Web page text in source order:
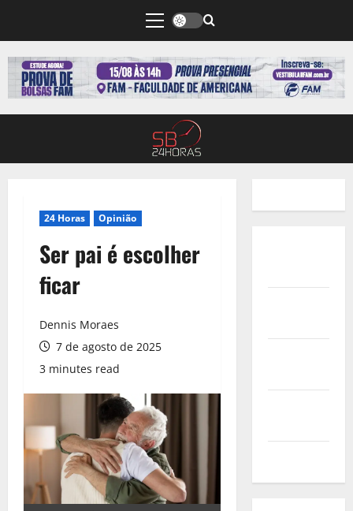
24 Horas Opinião
Ser pai é escolher
ficar
Dennis Moraes
7 de agosto de 2025
3 minutes read